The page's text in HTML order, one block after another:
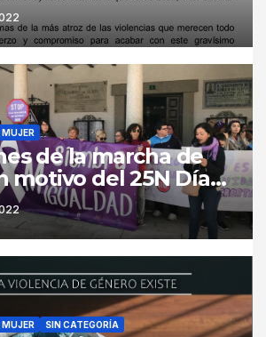
MUJER
de la marcha de
contra la
Violencia de Género
MUJER SIN CATEGORÍA